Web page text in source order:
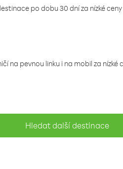
po dobu 30 dní za nízké ceny
pevnou linku i na mobil za
Hledat další destinace